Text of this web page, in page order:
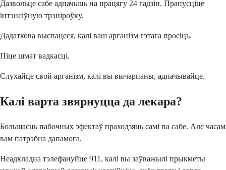
Дазвольце сабе адпачыць на працягу 24 гадзін. Прапусціце
інтэнсіўную трэніроўку.
Дадаткова выспацеся, калі ваш арганізм гэтага просіць.
Піце шмат вадкасці.
Слухайце свой арганізм, калі вы вычарпаны, адпачывайце.
Калі варта звярнуцца да лекара?
Большасць пабочных эфектаў праходзяць самі па сабе. Але часам
вам патрэбна дапамога.
Неадкладна тэлефануйце 911, калі вы заўважылі прыкметы